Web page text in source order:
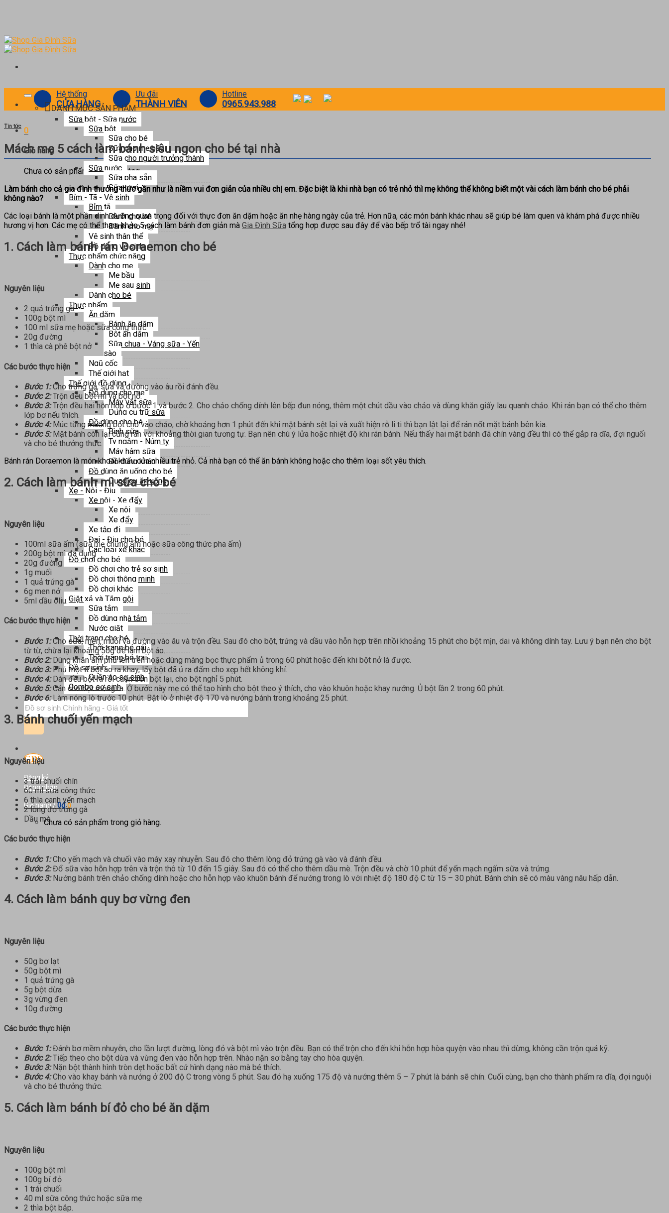
Hệ thống
CỬA HÀNG
Ưu đãi
THÀNH VIÊN
Hotline
0965.943.988
0
Giỏ hàng
Chưa có sản phẩm trong giỏ hàng.
DANH MỤC SẢN PHẨM
Sữa bột - Sữa nước
Sữa bột
Sữa cho bé
Sữa cho mẹ bầu
Sữa cho người trưởng thành
Sữa nước
Sữa pha sẵn
Sữa tươi
Bỉm - Tã - Vệ sinh
Bỉm tã
Dành cho bé
Dành cho mẹ
Vệ sinh thân thể
Đồ dùng vệ sinh
Thực phẩm chức năng
Dành cho mẹ
Mẹ bầu
Mẹ sau sinh
Dành cho bé
Thực phẩm
Ăn dặm
Bánh ăn dặm
Bột ăn dặm
Sữa chua - Váng sữa - Yến
sào
Ngũ cốc
Thế giới hạt
Thế giới đồ dùng
Đồ dùng cho mẹ
Máy vắt sữa
Dụng cụ trữ sữa
Đồ dùng cho bé
Bình sữa
Ty ngậm - Núm ty
Máy hâm sữa
Đồ dùng khác
Đồ dùng ăn uống cho bé
Dụng cụ ăn uống
Xe - Nôi - Địu
Xe nôi - Xe đẩy
Xe nôi
Xe đẩy
Xe tập đi
Đai - Địu cho bé
Các loại xe khác
Đồ chơi cho bé
Đồ chơi cho trẻ sơ sinh
Đồ chơi thông minh
Đồ chơi khác
Giặt xả và Tắm gội
Sữa tắm
Đồ dùng nhà tắm
Nước giặt
Thời trang cho bé
Thời trang bé gái
Thời trang bé trai
Đồ sơ sinh
Quần áo sơ sinh
Combo sơ sinh
Tìm
kiếm:
Đăng ký
Đăng nhập
Giỏ hàng /0₫ 0
Chưa có sản phẩm trong giỏ hàng.
Tin tức
Mách mẹ 5 cách làm bánh siêu ngon cho bé tại nhà
Làm bánh cho cả gia đình thưởng thức gần như là niềm vui đơn giản của nhiều chị em. Đặc biệt là khi nhà bạn có trẻ nhỏ thì mẹ không thể không biết một vài cách làm bánh cho bé phải
không nào?
Các loại bánh là một phần dinh dưỡng quan trọng đối với thực đơn ăn dặm hoặc ăn nhẹ hàng ngày của trẻ. Hơn nữa, các món bánh khác nhau sẽ giúp bé làm quen và khám phá được nhiều
hương vị hơn. Các mẹ có thể tham khảo 5 cách làm bánh đơn giản mà Gia Đình Sữa tổng hợp được sau đây để vào bếp trổ tài ngay nhé!
1. Cách làm bánh rán Doraemon cho bé
Nguyên liệu
2 quả trứng gà
100g bột mì
100 ml sữa mẹ hoặc sữa công thức
20g đường
1 thìa cà phê bột nở
Các bước thực hiện
Bước 1:Cho trứng gà, sữa và đường vào âu rồi đánh đều.
Bước 2:Trộn đều bột mì và bột nở.
Bước 3: Trộn đều hai hỗn hợp ở bước 1 và bước 2. Cho chảo chống dính lên bếp đun nóng, thêm một chút dầu vào chảo và dùng khăn giấy lau quanh chảo. Khi rán bạn có thể cho thêm
lớp bơ nếu thích.
Bước 4:Múc từng muỗng bột cho vào chảo, chờ khoảng hơn 1 phút đến khi mặt bánh sệt lại và xuất hiện rỗ li ti thì bạn lật lại để rán nốt mặt bánh bên kia.
Bước 5:Mặt bánh còn lại cũng rán với khoảng thời gian tương tự. Bạn nên chú ý lửa hoặc nhiệt độ khi rán bánh. Nếu thấy hai mặt bánh đã chín vàng đều thì có thể gắp ra dĩa, đợi nguối
và cho bé thưởng thức.
Bánh rán Doraemon là món khoái khẩu của nhiều trẻ nhỏ. Cả nhà bạn có thể ăn bánh không hoặc cho thêm loại sốt yêu thích.
2. Cách làm bánh mì sữa cho bé
Nguyên liệu
100ml sữa ấm (sữa mẹ chưng ấm hoặc sữa công thức pha ấm)
200g bột mì đa dụng
20g đường
1g muối
1 quả trứng gà
6g men nở
5ml dầu oliu.
Các bước thực hiện
Bước 1:Cho sữa, men, muối và đường vào âu và trộn đều. Sau đó cho bột, trứng và dầu vào hỗn hợp trên nhồi khoảng 15 phút cho bột mịn, dai và không dính tay. Lưu ý bạn nên cho bột
từ từ, chừa lại khoảng 50g để làm bột áo.
Bước 2: Dùng khăn ẩm phủ lên trên hoặc dùng màng bọc thực phẩm ủ trong 60 phút hoặc đến khi bột nở là được.
Bước 3:Phủ một ít bột áo ra khay, lấy bột đã ủ ra đấm cho xẹp hết không khí.
Bước 4: Dàn đều bột ra rồi cuộn tròn bột lại, cho bột nghỉ 5 phút.
Bước 5:Cán cho bột mỏng ra. Ở bước này mẹ có thể tạo hình cho bột theo ý thích, cho vào khuôn hoặc khay nướng. Ủ bột lần 2 trong 60 phút.
Bước 6:Làm nóng lò trước 10 phút. Bật lò ở nhiệt độ 170 và nướng bánh trong khoảng 25 phút.
3. Bánh chuối yến mạch
Nguyên liệu
3 trái chuối chín
60 ml sữa công thức
6 thìa canh yến mạch
2 lòng đỏ trứng gà
Dầu mè
Các bước thực hiện
Bước 1: Cho yến mạch và chuối vào máy xay nhuyễn. Sau đó cho thêm lòng đỏ trứng gà vào và đánh đều.
Bước 2:Đổ sữa vào hỗn hợp trên và trộn thô từ 10 đến 15 giây. Sau đó có thể cho thêm dầu mè. Trộn đều và chờ 10 phút để yến mạch ngấm sữa và trứng.
Bước 3: Nướng bánh trên chảo chống dính hoặc cho hỗn hợp vào khuôn bánh để nướng trong lò với nhiệt độ 180 độ C từ 15 – 30 phút. Bánh chín sẽ có màu vàng nâu hấp dẫn.
4. Cách làm bánh quy bơ vừng đen
Nguyên liệu
50g bơ lạt
50g bột mì
1 quả trứng gà
5g bột dừa
3g vừng đen
10g đường
Các bước thực hiện
Bước 1: Đánh bơ mềm nhuyễn, cho lần lượt đường, lòng đỏ và bột mì vào trộn đều. Bạn có thể trộn cho đến khi hỗn hợp hòa quyện vào nhau thì dừng, không cần trộn quá kỹ.
Bước 2: Tiếp theo cho bột dừa và vừng đen vào hỗn hợp trên. Nhào nặn sơ bằng tay cho hòa quyện.
Bước 3: Nặn bột thành hình tròn dẹt hoặc bất cứ hình dạng nào mà bé thích.
Bước 4:Cho vào khay bánh và nướng ở 200 độ C trong vòng 5 phút. Sau đó hạ xuống 175 độ và nướng thêm 5 – 7 phút là bánh sẽ chín. Cuối cùng, bạn cho thành phẩm ra dĩa, đợi nguội
và cho bé thưởng thức.
5. Cách làm bánh bí đỏ cho bé ăn dặm
Nguyên liệu
100g bột mì
100g bí đỏ
1 trái chuối
40 ml sữa công thức hoặc sữa mẹ
2 thìa bột bắp.